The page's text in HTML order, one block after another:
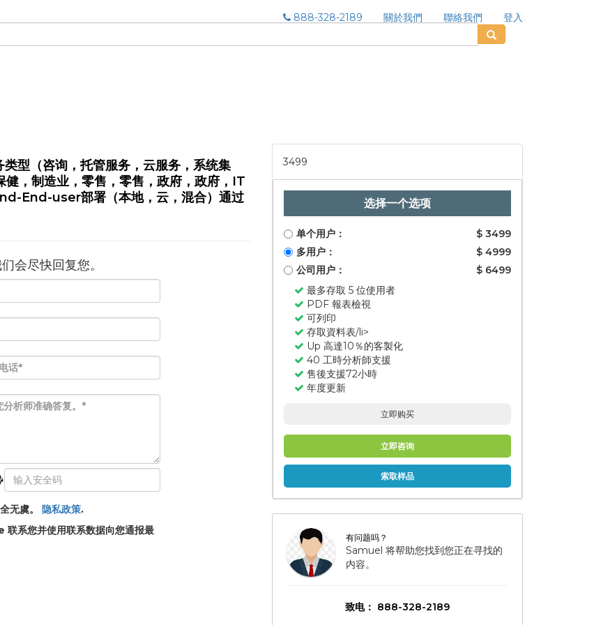
888-328-2189
關於我們 聯絡我們 登入
型（咨询，托管服务，云服务，系统集
，制造业，零售，零售，政府，政府，IT
End-user部署（本地，云，混合）通过
会尽快回复您。
无虞。 隐私政策.
系您并使用联系数据向您通报最
3499
选择一个选项
单个用户：
$ 3499
多用户：
$ 4999
公司用户：
$ 6499
最多存取 5 位使用者
PDF 報表檢視
可列印
存取資料表/li>
Up 高達10％的客製化
40 工時分析師支援
售後支援72小時
年度更新
立即购买
立即咨询
索取样品
有问题吗？
Samuel 将帮助您找到您正在寻找的
内容。
致电： 888-328-2189